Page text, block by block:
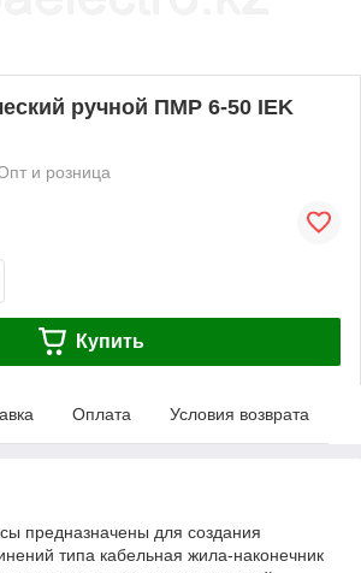
ручной ПМР 6-50 IEK
и розница
Купить
Оплата Условия возврата
предназначены для создания
типа кабельная жила-наконечник